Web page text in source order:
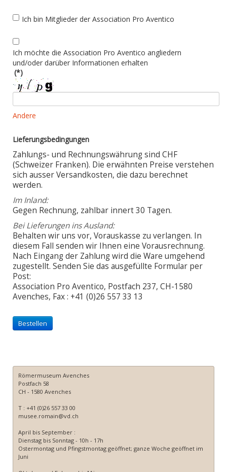
Ich bin Mitglieder der Association Pro Aventico
Ich möchte die Association Pro Aventico angliedern
und/oder darüber Informationen erhalten
(*)
Andere
Lieferungsbedingungen
Zahlungs- und Rechnungswährung sind CHF
(Schweizer Franken). Die erwähnten Preise verstehen
sich ausser Versandkosten, die dazu berechnet
werden.
Im Inland:
Gegen Rechnung, zahlbar innert 30 Tagen.
Bei Lieferungen ins Ausland:
Behalten wir uns vor, Vorauskasse zu verlangen. In
diesem Fall senden wir Ihnen eine Vorausrechnung.
Nach Eingang der Zahlung wird die Ware umgehend
zugestellt. Senden Sie das ausgefüllte Formular per
Post:
Association Pro Aventico, Postfach 237, CH-1580
Avenches, Fax : +41 (0)26 557 33 13
Römermuseum Avenches
Postfach 58
CH - 1580 Avenches
T : +41 (0)26 557 33 00
musee.romain@vd.ch
April bis September :
Dienstag bis Sonntag - 10h - 17h
Ostermontag und Pfingstmontag geöffnet; ganze Woche geöffnet im
Juni